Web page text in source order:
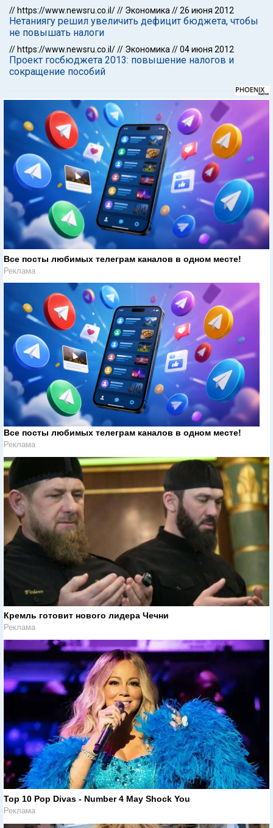
// https://www.newsru.co.il/// Экономика //26 июня 2012
Нетаниягу решил увеличить дефицит бюджета, чтобы
не повышать налоги
// https://www.newsru.co.il/// Экономика //04 июня 2012
Проект госбюджета 2013: повышение налогов и
сокращение пособий
Все посты любимых телеграм каналов в одном месте!
Реклама
Все посты любимых телеграм каналов в одном месте!
Реклама
Кремль готовит нового лидера Чечни
Реклама
Top 10 Pop Divas - Number 4 May Shock You
Реклама